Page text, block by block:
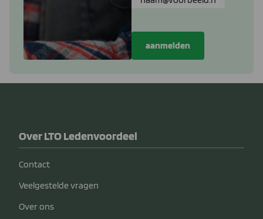
Over LTO Ledenvoordeel
Contact
Veelgestelde vragen
Over ons